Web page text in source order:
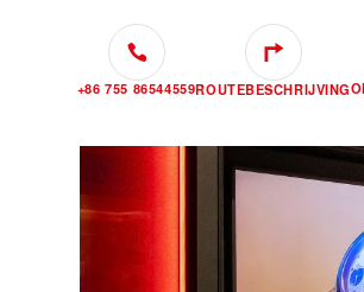
+86 755 86544559ROUTEBESCHRIJVING